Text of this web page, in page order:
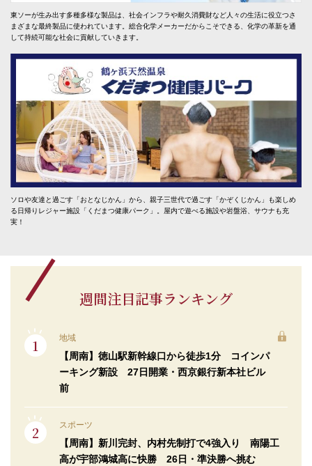
東ソーが生み出す多種多様な製品は、社会インフラや耐久消費財など人々の生活に役立つさ
まざまな最終製品に使われています。総合化学メーカーだからこそできる、化学の革新を通
して持続可能な社会に貢献していきます。
ソロや友達と過ごす「おとなじかん」から、親子三世代で過ごす「かぞくじかん」も楽しめ
る日帰りレジャー施設「くだまつ健康パーク」。屋内で遊べる施設や岩盤浴、サウナも充
実！
週間注目記事ランキング
地域
【周南】徳山駅新幹線口から徒歩1分 コインパ
ーキング新設 27日開業・西京銀行新本社ビル
前
スポーツ
【周南】新川完封、内村先制打で4強入り 南陽工
高が宇部鴻城高に快勝 26日・準決勝へ挑む